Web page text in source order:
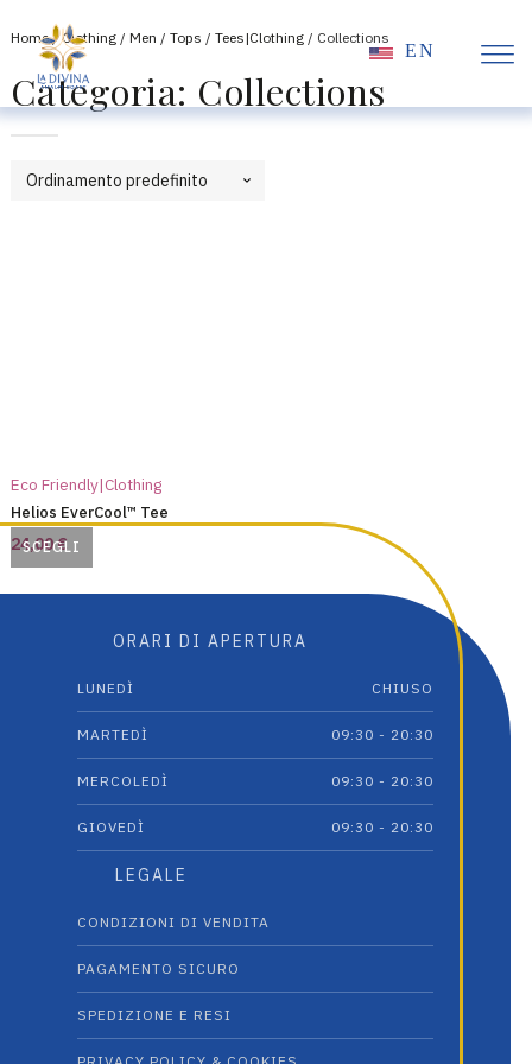
EN
Home/Clothing/ Men / Tops / Tees|Clothing/ Collections
Categoria: Collections
SCEGLI
possono
prodotto
Eco Friendly|Clothing
Helios EverCool™ Tee
24,00€
ORARI DI APERTURA
LUNEDÌ CHIUSO
MARTEDÌ 09:30 - 20:30
MERCOLEDÌ 09:30 - 20:30
GIOVEDÌ 09:30 - 20:30
LEGALE
CONDIZIONI DI VENDITA
PAGAMENTO SICURO
SPEDIZIONE E RESI